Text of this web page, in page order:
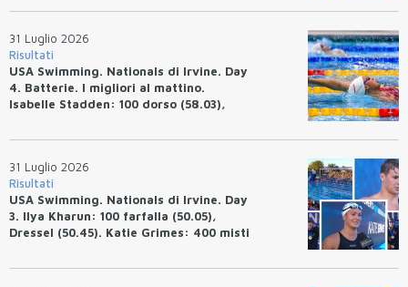
Avakov: 100 rana (58.87).
31 Luglio 2026
Risultati
USA Swimming. Nationals di Irvine. Day
4. Batterie. I migliori al mattino.
Isabelle Stadden: 100 dorso (58.03),
tempo.
31 Luglio 2026
Risultati
USA Swimming. Nationals di Irvine. Day
3. Ilya Kharun: 100 farfalla (50.05),
Dressel (50.45). Katie Grimes: 400 misti
Bottazzo terza nei 50 rana (30.51)